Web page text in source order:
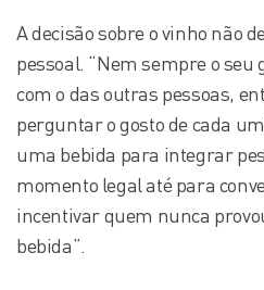
A decisão sobre o vinho não
pessoal. “Nem sempre o seu
com o das outras pessoas,
perguntar o gosto de cada
uma bebida para integrar
momento legal até para
incentivar quem nunca
bebida”.